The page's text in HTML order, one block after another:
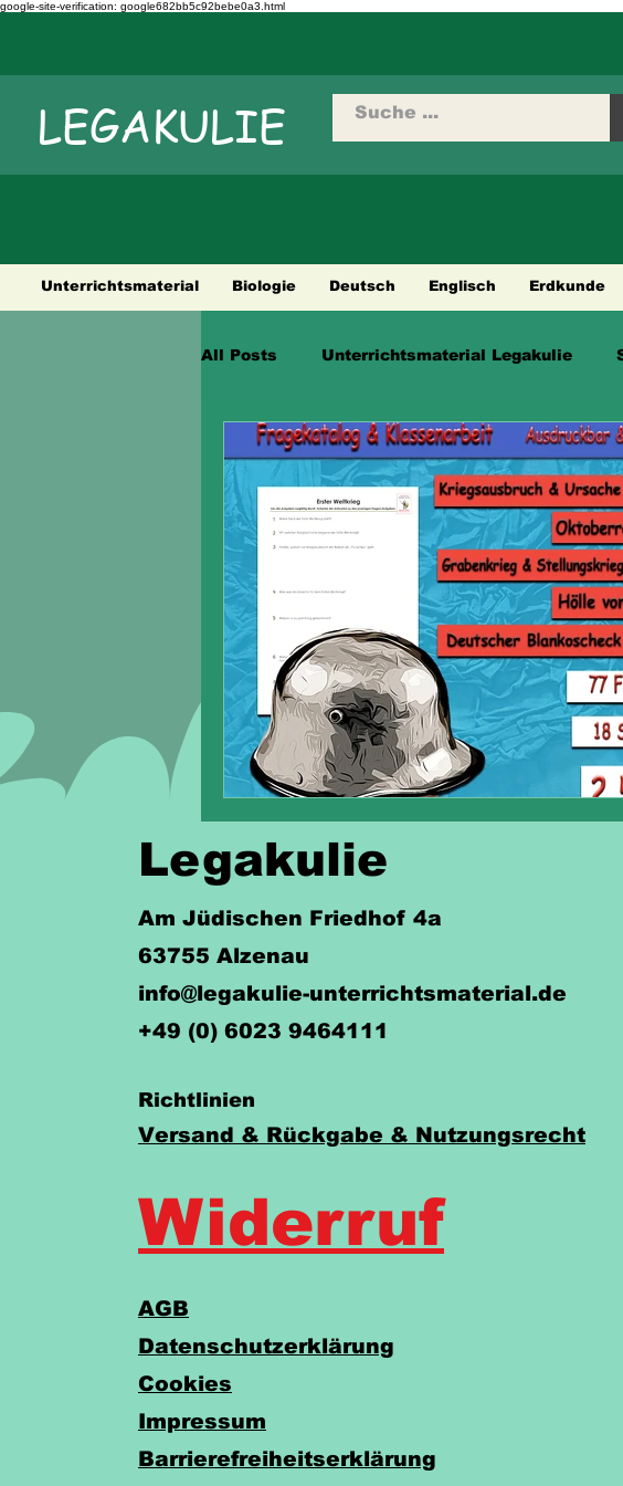
google-site-verification: google682bb5c92bebe0a3.html
LEGAKULIE
Unterrichtsmaterial Biologie Deutsch Englisch Erdkunde
All Posts Unterrichtsmaterial Legakulie
Städtetouren Fahrradtouren
Legakulie
Am Jüdischen Friedhof 4a
63755 Alzenau
info@legakulie-unterrichtsmaterial.de
+49 (0) 6023 9464111
Richtlinien
Versand & Rückgabe & Nutzungsrecht
Widerruf
AGB
Datenschutzerklärung
Cookies
Impressum
Barrierefreiheitserklärung